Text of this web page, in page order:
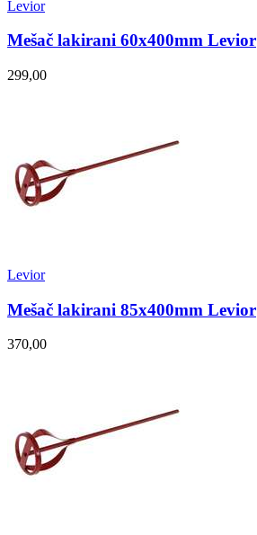
Levior
Mešač lakirani 60x400mm Levior
299,00
Levior
Mešač lakirani 85x400mm Levior
370,00